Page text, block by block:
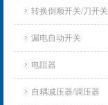
转换倒顺开关/刀开关
漏电自动开关
电阻器
自耦减压器/调压器